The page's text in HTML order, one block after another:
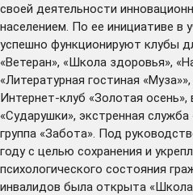
своей деятельности
населением. По ее инициативе в
успешно функционируют клубы
«Ветеран», «Школа здоровья»,
«Литературная гостиная
Интернет-клуб «Золотая осень»,
«Сударушки», экстренная
группа «Забота». Под
году с целью сохранения и
психологического состояния
инвалидов была открыта